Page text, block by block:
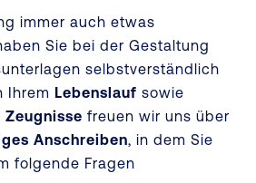
immer auch etwas
Sie bei der Gestaltung
selbstverständlich
Ihrem Lebenslauf sowie
freuen wir uns über
Anschreiben, in dem Sie
folgende Fragen